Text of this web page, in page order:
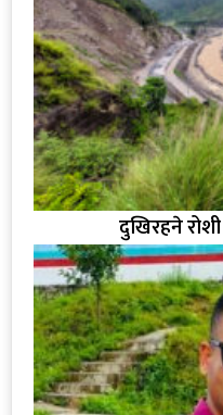
दुखिरहने रोशी